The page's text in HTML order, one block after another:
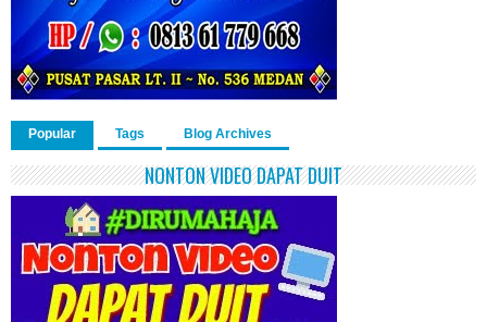
Popular Tags Blog Archives
NONTON VIDEO DAPAT DUIT